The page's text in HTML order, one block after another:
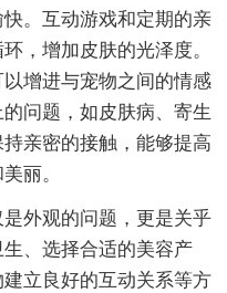
。互动游戏和定期的亲
，增加皮肤的光泽度。
增进与宠物之间的情感
问题，如皮肤病、寄生
亲密的接触，能够提高
丽。
外观的问题，更是关乎
、选择合适的美容产
立良好的互动关系等方